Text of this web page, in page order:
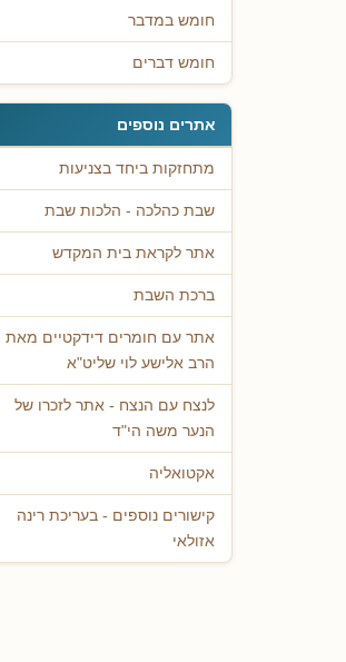
חומש במדבר
חומש דברים
אתרים נוספים
מתחזקות ביחד בצניעות
שבת כהלכה - הלכות שבת
אתר לקראת בית המקדש
ברכת השבת
אתר עם חומרים דידקטיים מאת
הרב אלישע לוי שליט"א
לנצח עם הנצח - אתר לזכרו של
הנער משה הי"ד
אקטואליה
קישורים נוספים - בעריכת רינה
אזולאי